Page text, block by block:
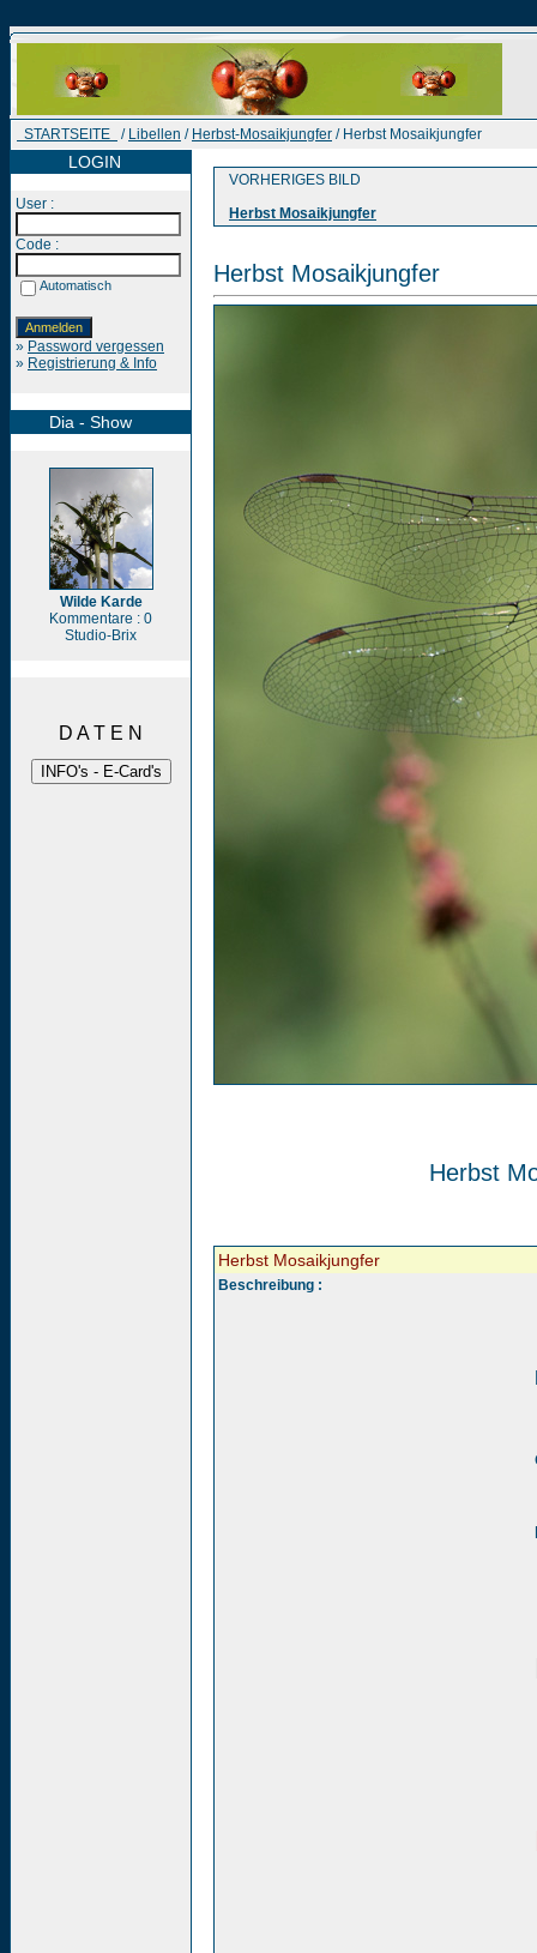
STARTSEITE / Libellen / Herbst-Mosaikjungfer / Herbst Mosaikjungfer
LOGIN
User :
Code :
Automatisch
» Password vergessen
» Registrierung & Info
Dia - Show
Wilde Karde
Kommentare : 0
Studio-Brix
D A T E N
VORHERIGES BILD
Herbst Mosaikjungfer
Herbst Mosaikjungfer
Herbst
Herbst Mosaikjungfer
Beschreibung :